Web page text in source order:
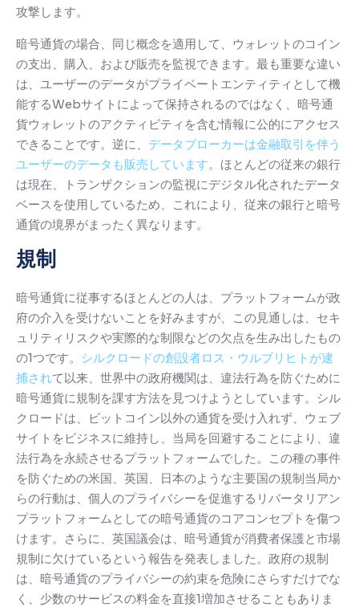
攻撃します。
暗号通貨の場合、同じ概念を適用して、ウォレットのコイン
の支出、購入、および販売を監視できます。 最も重要な違い
は、ユーザーのデータがプライベートエンティティとして機
能するWebサイトによって保持されるのではなく、暗号通
貨ウォレットのアクティビティを含む情報に公的にアクセス
できることです。 逆に、 データブローカーは金融取引を伴う
ユーザーのデータも販売しています。 ほとんどの従来の銀行
は現在、トランザクションの監視にデジタル化されたデータ
ベースを使用しているため、これにより、従来の銀行と暗号
通貨の境界がまったく異なります。
規制
暗号通貨に従事するほとんどの人は、プラットフォームが政
府の介入を受けないことを好みますが、この見通しは、セキ
ュリティリスクや実際的な制限などの欠点を生み出したもの
の1つです。 シルクロードの創設者ロス・ウルブリヒトが逮
捕されて以来 、世界中の政府機関は、違法行為を防ぐために
暗号通貨に規制を課す方法を見つけようとしています。
シル
クロードは、ビットコイン以外の通貨を受け入れず、ウェブ
サイトをビジネスに維持し、当局を回避することにより、違
法行為を永続させるプラットフォームでした。
この種の事件
を防ぐための米国、英国、日本のような主要国の規制当局か
らの行動は、個人のプライバシーを促進するリバータリアン
プラットフォームとしての暗号通貨のコアコンセプトを傷つ
けます。
さらに、英国議会は、暗号通貨が消費者保護と市場
規制に欠けているという報告を発表しました。 政府の規制
は、暗号通貨のプライバシーの約束を危険にさらすだけでな
く、少数のサービスの料金を直接1増加させることもありま